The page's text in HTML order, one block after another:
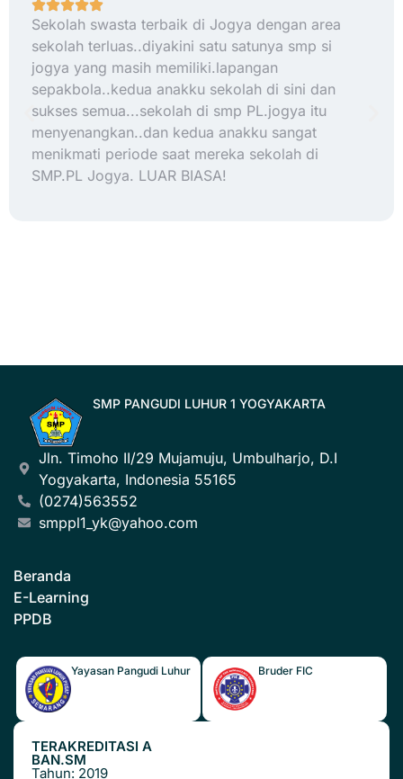
Sekolah swasta terbaik di Jogya dengan area
sekolah terluas..diyakini satu satunya smp si
jogya yang masih memiliki.lapangan
sepakbola..kedua anakku sekolah di sini dan
sukses semua...sekolah di smp PL.jogya itu
menyenangkan..dan kedua anakku sangat
menikmati periode saat mereka sekolah di
SMP.PL Jogya. LUAR BIASA!
SMP PANGUDI LUHUR 1 YOGYAKARTA
Jln. Timoho II/29 Mujamuju, Umbulharjo, D.I
Yogyakarta, Indonesia 55165
(0274)563552
smppl1_yk@yahoo.com
Beranda
E-Learning
PPDB
Yayasan Pangudi Luhur Bruder FIC
TERAKREDITASI A
BAN.SM
Tahun: 2019